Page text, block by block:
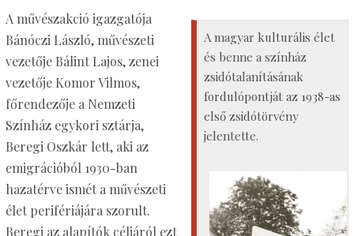
A magyar kulturális élet
és benne a színház
zsidótalanításának
fordulópontját az 1938-as
első zsidótörvény
jelentette.
A művészakció igazgatója
Bánóczi László, művészeti
vezetője Bálint Lajos, zenei
vezetője Komor Vilmos,
főrendezője a Nemzeti
Színház egykori sztárja,
Beregi Oszkár lett, aki az
emigrációból 1930-ban
hazatérve ismét a művészeti
élet perifériájára szorult.
Beregi az alapítók céljáról ezt